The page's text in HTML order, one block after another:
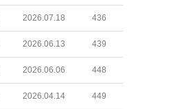
2026.07.18 436
2026.06.13 439
2026.06.06 448
2026.04.14 449